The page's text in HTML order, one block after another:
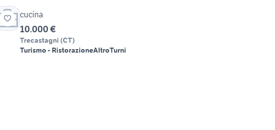
cucina
10.000 €
Trecastagni (CT)
Turismo - RistorazioneAltroTurni